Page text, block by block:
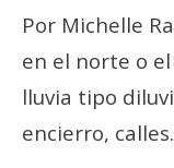
Por Michelle
en el norte o
lluvia tipo
encierro, calles